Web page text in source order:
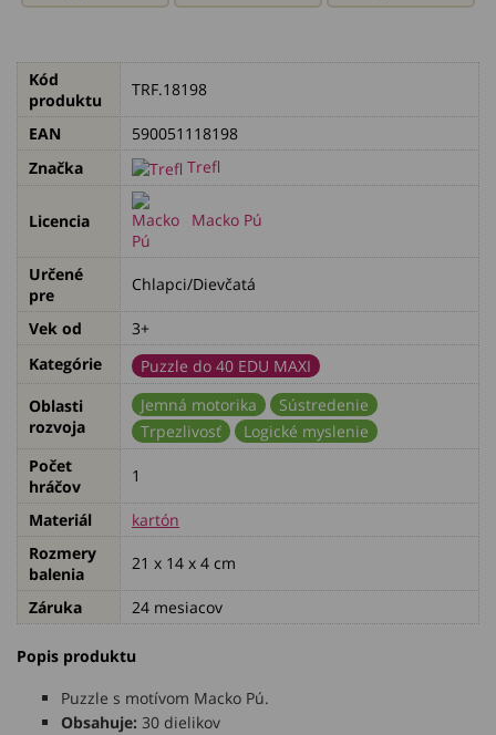
Kód
produktu
TRF.18198
EAN
590051118198
Značka
Trefl
Licencia Macko Pú
Určené
pre
Chlapci/Dievčatá
Vek od
3+
Kategórie
Puzzle do 40 EDU MAXI
Oblasti
rozvoja
Jemná motorika
Sústredenie
Trpezlivosť
Logické myslenie
Počet
hráčov
1
Materiál
kartón
Rozmery
balenia
21 x 14 x 4 cm
Záruka 24 mesiacov
Popis produktu
Puzzle s motívom Macko Pú.
Obsahuje: 30 dielikov